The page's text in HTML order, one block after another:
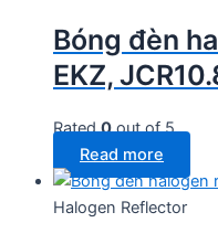
Bóng đèn
EKZ,
Rated0out of 5
Read more
Halogen Reflector